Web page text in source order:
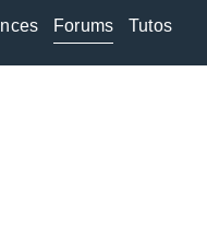
Forums Tutos